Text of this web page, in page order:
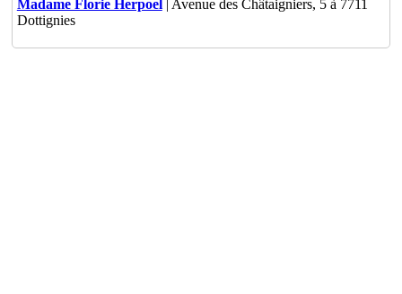
Madame Florie Herpoel| Avenue des Châtaigniers, 5 à 7711
Dottignies